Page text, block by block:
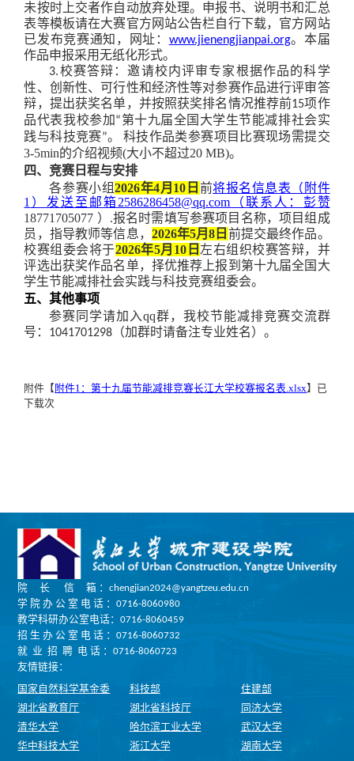
未按时上交者作自动放弃处理。申报书、说明书和汇总
表等模板请在大赛官方网站公告栏自行下载，官方网站
已发布竞赛通知，网址： www.jienengjianpai.org。本届
作品申报采用无纸化形式。
3.校赛答辩：邀请校内评审专家根据作品的科学
性、创新性、可行性和经济性等对参赛作品进行评审答
辩，提出获奖名单，并按照获奖排名情况推荐前15项作
品代表我校参加“第十九届全国大学生节能减排社会实
践与科技竞赛”。
科技作品类参赛项目比赛现场需提交
3-5min的介绍视频(大小不超过20 MB)。
四、竞赛日程与安排
各参赛小组2026年4月 10 日 前将报名信息表（附件
1 ）发送至邮箱2586286458@qq.com（联系人：彭赞
18771705077 ）.报名时需填写参赛项目名称，项目组成
员，指导教师等信息， 2026年5月8日 前提交最终作品。
校赛组委会将于2026年5月 10 日 左右组织校赛答辩， 并
评选出获奖作品名单，择优推荐上报到第十九届全国 大
学生节能减排社会实践与科技竞赛组委会。
五、其他事项
参赛同学请加入qq群，我校节能减排竞赛交流群
号： 1041701298（加群时请备注专业姓名）。
附件【 附件1：第十九届节能减排竞赛长江大学校赛报名表.xlsx】已
下载次
院 长 信 箱 ：chengjian2024@yangtzeu.edu.cn
学 院 办 公 室 电 话 ：0716-8060980
教学科研办公室电话：0716-8060459
招 生 办 公 室 电 话 ：0716-8060732
就 业 招 聘 电 话 ：0716-8060723
友情链接：
国家自然科学基金委
科技部
住建部
湖北省教育厅
湖北省科技厅
同济大学
清华大学
哈尔滨工业大学
武汉大学
华中科技大学
浙江大学 湖南大学